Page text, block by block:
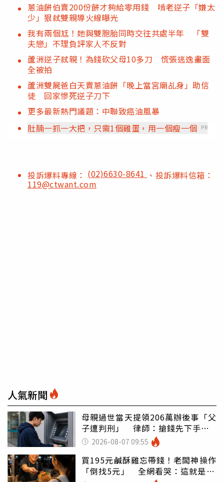
蔥油餅伯賣200份餅才夠給零用錢 啃老逆子「嫌太
少」狠弒雙親導火線曝光
我有兩個尪！她與雙胞胎同時交往共處半年 「雙
夫戀」不理負評家人不反對
蘆洲逆子弒親！為錢砍父母10多刀 慌張逃逸畫面
全被拍
蘆洲雙屍爸白天賣蔥油餅「晚上當宮廟乩身」助信
徒 回家慘死逆子刀下
更多最新熱門議題：中聯致癌油風暴
肚腩一抓一大把，只需1個雞蛋，用一個瘦一個 PR
投訴爆料專線： (02)6630-8641 、投訴爆料信箱：
119@ctwant.com
人氣新聞
母親過世當天提領206萬辦後事「父
子遭判刑」 律師：搶錢先下手是
罪 2026-08-07 09:55
買195元鹹酥雞忘帶錢！老闆神操作
「倒找5元」 全網看哭：這就是台